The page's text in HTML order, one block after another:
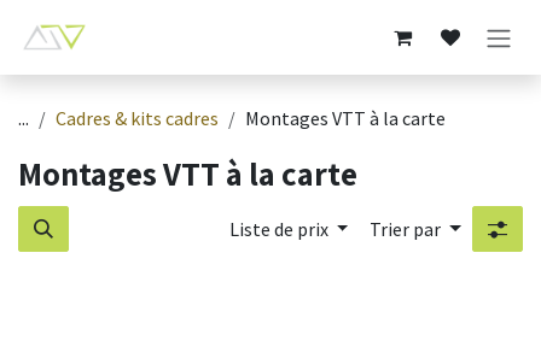
... Cadres & kits cadres Montages VTT à la carte
Montages VTT à la carte
Liste de prix Trier par